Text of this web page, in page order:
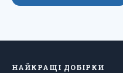
НАЙКРАЩІ ДОБІРКИ